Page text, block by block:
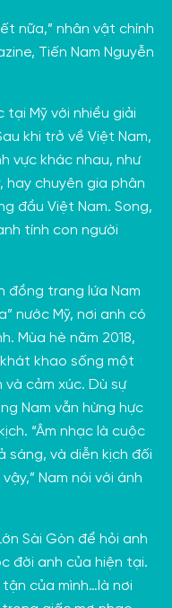
nữa,” nhân vật chính
Tiến Nam Nguyễn
tại Mỹ với nhiều giải
khi trở về Việt Nam,
vực khác nhau, như
hay chuyên gia phân
đầu Việt Nam. Song,
tính con người
đồng trang lứa Nam
nước Mỹ, nơi anh có
Mùa hè năm 2018,
khao sống một
cảm xúc. Dù sự
Nam vẫn hừng hực
“Âm nhạc là cuộc
sáng, và diễn kịch đối
Nam nói với ánh
Sài Gòn để hỏi anh
đời anh của hiện tại.
của mình…là nơi